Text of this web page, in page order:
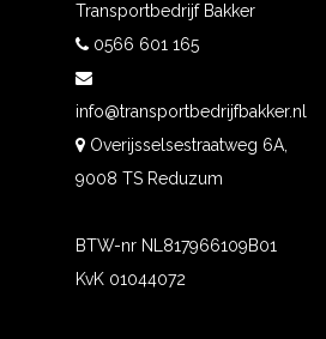
Transportbedrijf Bakker
0566 601 165
info@transportbedrijfbakker.nl
Overijsselsestraatweg 6A,
9008 TS Reduzum
BTW-nr NL817966109B01
KvK 01044072